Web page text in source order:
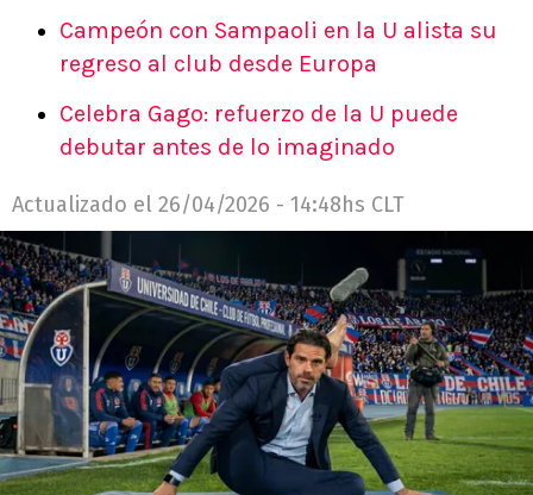
Campeón con Sampaoli en la U alista su
regreso al club desde Europa
Celebra Gago: refuerzo de la U puede
debutar antes de lo imaginado
Actualizado el 26/04/2026 - 14:48hs CLT